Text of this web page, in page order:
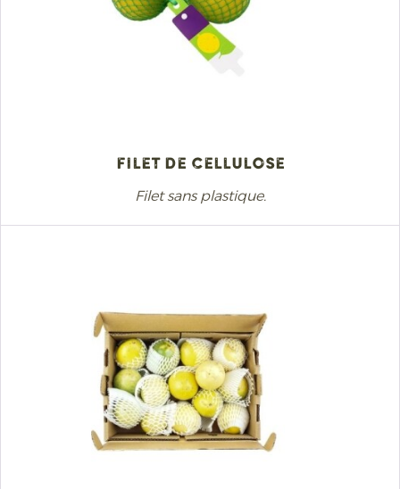
Filet de cellulose
Filet sans plastique.